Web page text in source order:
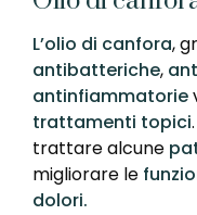
L’olio di canfora,
antibatteriche,
antinfiammatorie
trattamenti topici
trattare alcune
migliorare le
dolori.